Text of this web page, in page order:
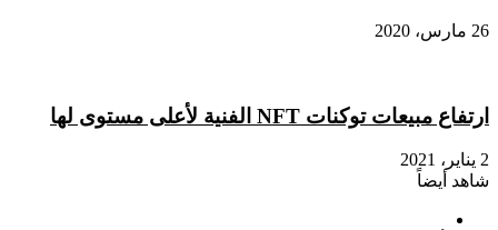
26 مارس، 2020
ارتفاع مبيعات توكنات NFT الفنية لأعلى مستوى لها
2 يناير، 2021
شاهد أيضاً